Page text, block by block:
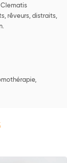
Clematis
rêveurs, distraits,